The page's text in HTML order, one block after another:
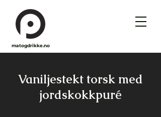
matogdrikke.no
Vaniljestekt torsk med
jordskokkpuré